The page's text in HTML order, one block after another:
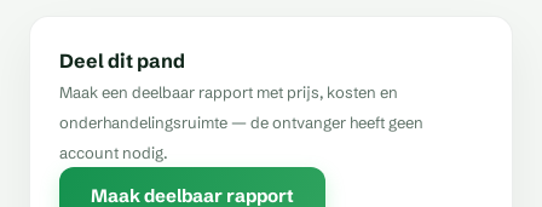
Deel dit pand
Maak een deelbaar rapport met prijs, kosten en
onderhandelingsruimte — de ontvanger heeft geen
account nodig.
Maak deelbaar rapport